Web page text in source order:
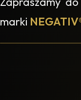
marki